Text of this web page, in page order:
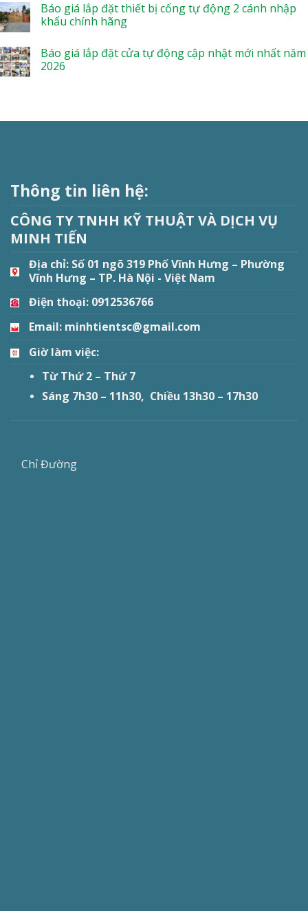
Báo giá lắp đặt thiết bị cổng tự động 2 cánh nhập
khẩu chính hãng
Báo giá lắp đặt cửa tự động cập nhật mới nhất năm
2026
Thông tin liên hệ:
CÔNG TY TNHH KỸ THUẬT VÀ DỊCH VỤ
MINH TIẾN
Địa chỉ: Số 01 ngõ 319 Phố Vĩnh Hưng – Phường
Vĩnh Hưng – TP. Hà Nội - Việt Nam
Điện thoại: 0912536766
Email: minhtientsc@gmail.com
Giờ làm việc:
Từ Thứ 2 – Thứ 7
Sáng 7h30 – 11h30, Chiều 13h30 – 17h30
Chỉ Đường